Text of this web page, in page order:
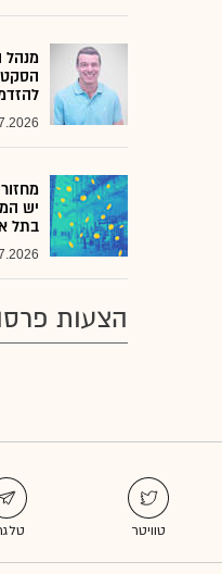
יש
בתל
הצעות